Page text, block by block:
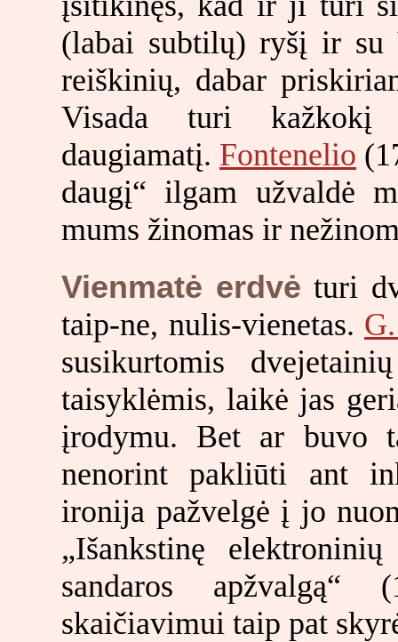
(labai subtilų) ryšį ir su
reiškinių, dabar
Visada turi kažkokį
daugiamatį. Fontenelio
daugį“ ilgam užvaldė
mums žinomas ir
Vienmatė erdvė turi
taip-ne, nulis-vienetas.
susikurtomis
taisyklėmis, laikė jas
įrodymu. Bet ar buvo
nenorint pakliūti ant
ironija pažvelgė į jo
„Išankstinę
sandaros apžvalgą“
skaičiavimui taip pat